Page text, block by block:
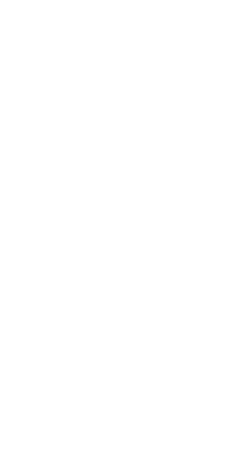
ferro e bondade. Ele dizia que um rei sempre
que sejam impiedosos, ou até monstruosos. O
fosse um grande e terrível pecado.
elas não mais representavam as mulheres fortes